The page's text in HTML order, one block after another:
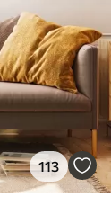
113